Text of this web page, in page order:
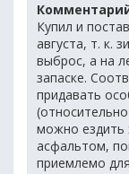
Купил и
августа, т. к.
выброс, а на
запаске.
придавать
можно ездить
асфальтом,
приемлемо